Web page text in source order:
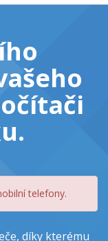
.
telefony.
díky kterému